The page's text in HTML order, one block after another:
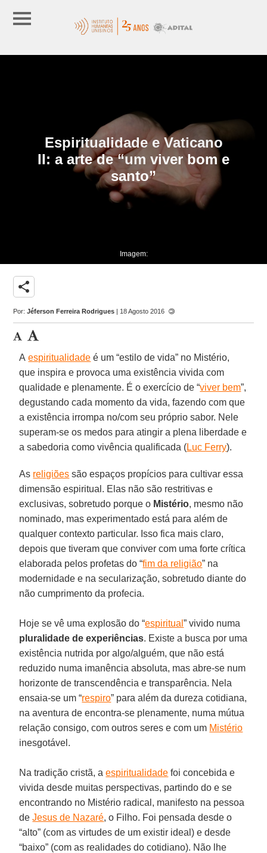
Espiritualidade e Vaticano
II: a arte de “um viver bom e
santo”
Imagem:
share
Por:Jéferson Ferreira Rodrigues | 18 Agosto 2016
A espiritualidade é um “estilo de vida” no Mistério,
que inspira e provoca uma existência vivida com
qualidade e plenamente. É o exercício de “viver bem”,
degustando cada momento da vida, fazendo com que
a existência irrompa no/com seu próprio sabor. Nele
superam-se os medos para atingir a plena liberdade e
a sabedoria como vivência qualificada (Luc Ferry).
As religiões são espaços propícios para cultivar essa
dimensão espiritual. Elas não são restritivas e
exclusivas, sobretudo porque o Mistério, mesmo não
nominado, mas experimentado está para além de
qualquer contexto particular. Isso fica mais claro,
depois que tiveram que conviver com uma forte crítica
elaborada pelos profetas do “fim da religião” na
modernidade e na secularização, sobretudo diante do
não cumprimento da profecia.
Hoje se vê uma explosão do “espiritual” vivido numa
pluralidade de experiências. Existe a busca por uma
existência nutrida por algo/alguém, que não está
reduzido numa imanência absoluta, mas abre-se num
horizonte de transcendência e transparência. Nela
ensaia-se um “respiro” para além da dureza cotidiana,
na aventura de encontra-se plenamente, numa mútua
relação consigo, com outros seres e com um Mistério
inesgotável.
Na tradição cristã, aespiritualidade foi concebida e
vivida desde muitas perspectivas, partindo do e se
encontrando no Mistério radical, manifesto na pessoa
deJesus de Nazaré, o Filho. Foi pensada desde o
“alto” (com as virtudes de um existir ideal) e desde
“baixo” (com as realidades do cotidiano). Não lhe